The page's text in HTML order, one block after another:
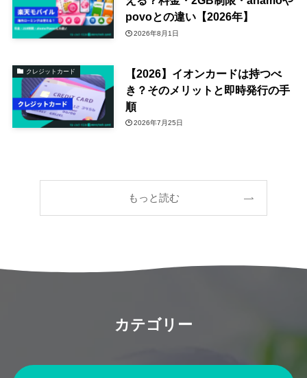
povoとの違い【2026年】
2026年8月1日
クレジットカード
【2026】イオンカードは持つべ
き？そのメリットと即時発行の手
順
2026年7月25日
もっと読む
カテゴリー